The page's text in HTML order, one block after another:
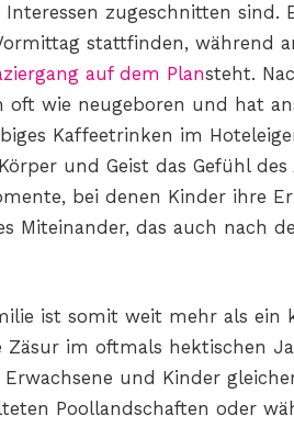
zugeschnitten sind.
stattfinden, während
auf dem Plansteht.
wie neugeboren und hat
Kaffeetrinken im
und Geist das Gefühl des
bei denen Kinder ihre
Miteinander, das auch nach
ist somit weit mehr als ein
im oftmals hektischen
und Kinder
Poollandschaften oder